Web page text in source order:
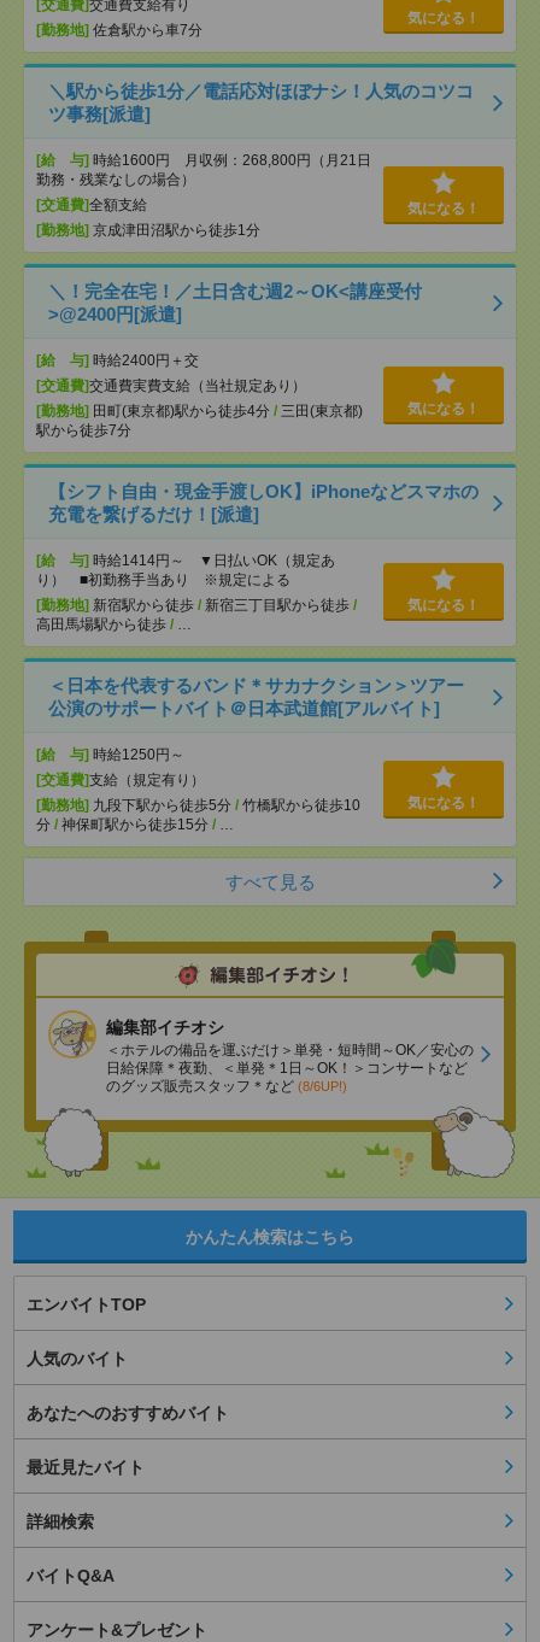
[交通費]交通費支給有り
[勤務地] 佐倉駅から車7分
気になる！
＼駅から徒歩1分／電話応対ほぼナシ！人気のコツコ
ツ事務[派遣]
[給 与] 時給1600円 月収例：268,800円（月21日
勤務・残業なしの場合）
[交通費]全額支給
[勤務地] 京成津田沼駅から徒歩1分
気になる！
＼！完全在宅！／土日含む週2～OK<講座受付
>@2400円[派遣]
[給 与] 時給2400円＋交
[交通費]交通費実費支給（当社規定あり）
[勤務地] 田町(東京都)駅から徒歩4分 / 三田(東京都)
駅から徒歩7分
気になる！
【シフト自由・現金手渡しOK】iPhoneなどスマホの
充電を繋げるだけ！[派遣]
[給 与] 時給1414円～ ▼日払いOK（規定あ
り） ■初勤務手当あり ※規定による
[勤務地] 新宿駅から徒歩 / 新宿三丁目駅から徒歩 /
高田馬場駅から徒歩 / …
気になる！
＜日本を代表するバンド＊サカナクション＞ツアー
公演のサポートバイト＠日本武道館[アルバイト]
[給 与] 時給1250円～
[交通費]支給（規定有り）
[勤務地] 九段下駅から徒歩5分 / 竹橋駅から徒歩10
分 / 神保町駅から徒歩15分 / …
気になる！
すべて見る
編集部イチオシ
＜ホテルの備品を運ぶだけ＞単発・短時間～OK／安心の
日給保障＊夜勤、＜単発＊1日～OK！＞コンサートなど
のグッズ販売スタッフ＊など (8/6UP!)
かんたん検索はこちら
エンバイトTOP
人気のバイト
あなたへのおすすめバイト
最近見たバイト
詳細検索
バイトQ&A
アンケート&プレゼント